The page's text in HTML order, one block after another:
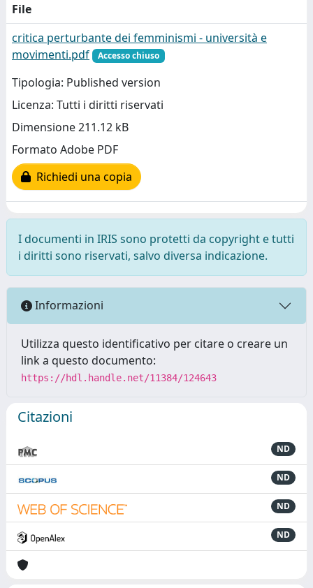
File
critica perturbante dei femminismi - università e
movimenti.pdf
Accesso chiuso
Tipologia: Published version
Licenza: Tutti i diritti riservati
Dimensione 211.12 kB
Formato Adobe PDF
Richiedi una copia
I documenti in IRIS sono protetti da copyright e tutti
i diritti sono riservati, salvo diversa indicazione.
Informazioni
Utilizza questo identificativo per citare o creare un
link a questo documento:
https://hdl.handle.net/11384/124643
Citazioni
ND
ND
ND
ND